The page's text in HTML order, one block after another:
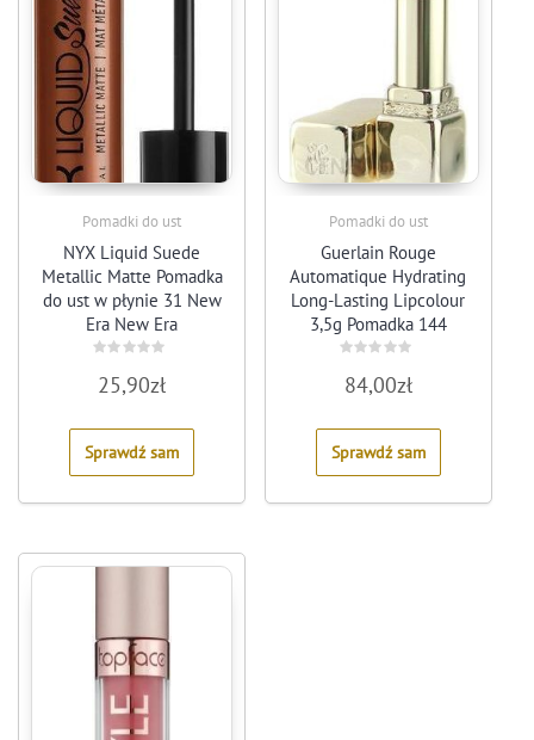
Pomadki do ust
NYX Liquid Suede
Metallic Matte Pomadka
do ust w płynie 31 New
Era New Era
0
out
5
25,90zł
Sprawdź sam
Pomadki do ust
Guerlain Rouge
Automatique Hydrating
Long-Lasting Lipcolour
3,5g Pomadka 144
Insolence
0
out
5
84,00zł
Sprawdź sam